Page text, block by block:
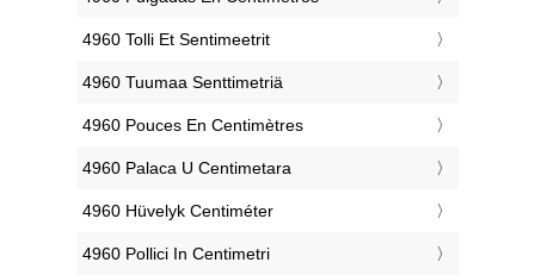
‎4960 Tolli Et Sentimeetrit
‎4960 Tuumaa Senttimetriä
‎4960 Pouces En Centimètres
‎4960 Palaca U Centimetara
‎4960 Hüvelyk Centiméter
‎4960 Pollici In Centimetri